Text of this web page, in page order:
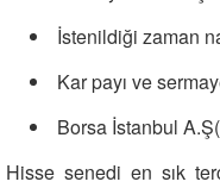
İstenildiği zaman
Kar payı ve
Borsa İstanbul
Hisse senedi en sık